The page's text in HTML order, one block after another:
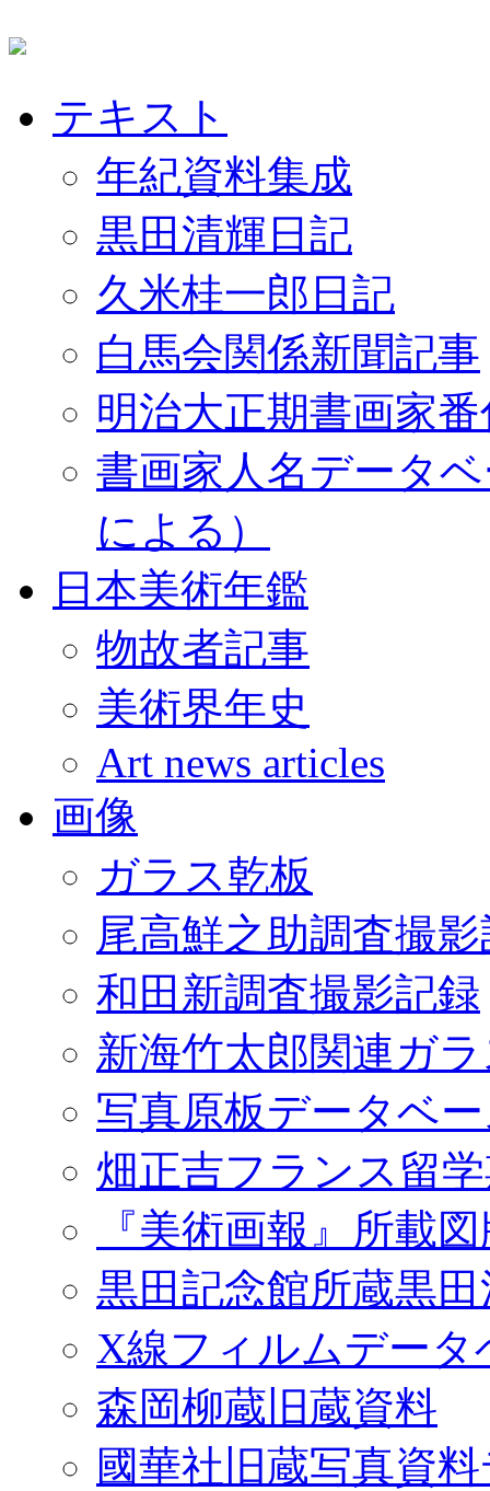
テキスト
年紀資料集成
黒田清輝日記
久米桂一郎日記
白馬会関係新聞記事
明治大正期書画家
書画家人名データ
による）
日本美術年鑑
物故者記事
美術界年史
Art news articles
画像
ガラス乾板
尾高鮮之助調査撮
和田新調査撮影記録
新海竹太郎関連ガ
写真原板データベ
畑正吉フランス留
『美術画報』所載
黒田記念館所蔵黒
X線フィルムデータ
森岡柳蔵旧蔵資料
國華社旧蔵写真資